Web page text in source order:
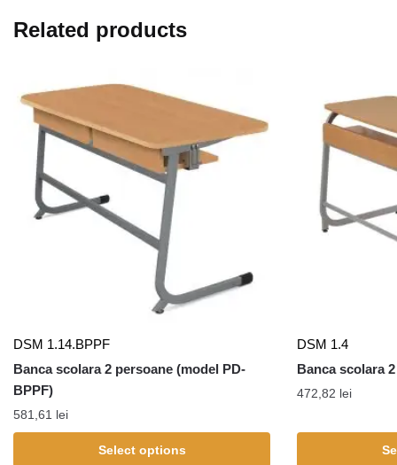
Related products
DSM 1.14.BPPF
Banca scolara 2 persoane (model PD-
BPPF)
581,61 lei
Select options
DSM 1.4
Banca scolara
472,82 lei